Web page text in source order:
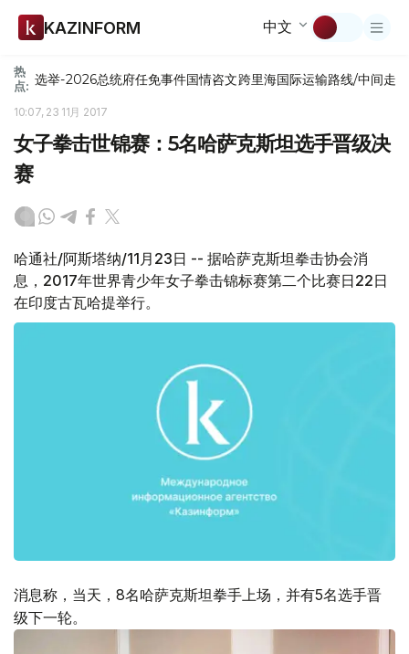
KAZINFORM 中文
热
点: 选举-2026总统府任免事件国情咨文跨里海国际运输路线/中间走廊
10:07, 23 11月 2017
女子拳击世锦赛：5名哈萨克斯坦选手晋级决
赛
哈通社/阿斯塔纳/11月23日 -- 据哈萨克斯坦拳击协会消
息，2017年世界青少年女子拳击锦标赛第二个比赛日22日
在印度古瓦哈提举行。
消息称，当天，8名哈萨克斯坦拳手上场，并有5名选手晋
级下一轮。